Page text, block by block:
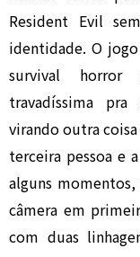
Resident Evil
identidade. O
survival horror
travadíssima
virando outra coisa
terceira pessoa e
alguns
câmera em
com duas